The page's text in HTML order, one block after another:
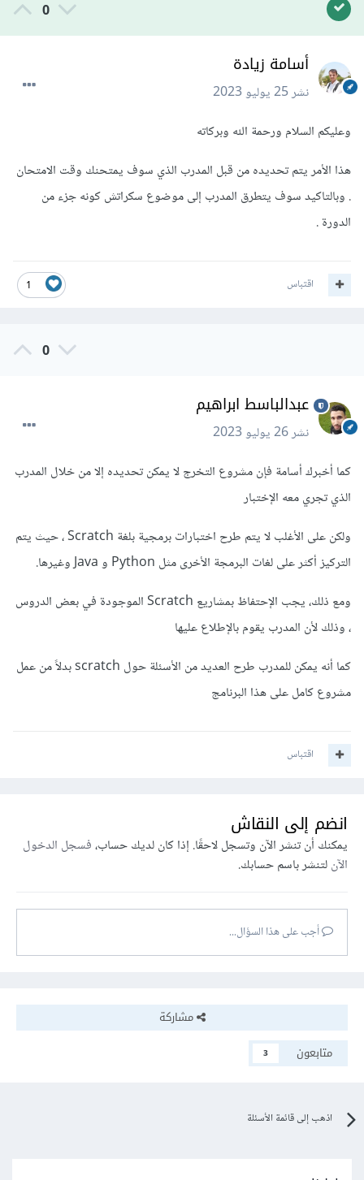
0
أسامة زيادة
نشر25 يوليو 2023
وعليكم السلام ورحمة الله وبركاته
هذا الأمر يتم تحديده من قبل المدرب الذي سوف يمتحنك وقت الامتحان
. وبالتاكيد سوف يتطرق المدرب إلى موضوع سكراتش كونه جزء من
الدورة .
1 اقتباس
0
عبدالباسط ابراهيم
نشر26 يوليو 2023
كما أخبرك أسامة فإن مشروع التخرج لا يمكن تحديده إلا من خلال المدرب
الذي تجري معه الإختبار
ولكن على الأغلب لا يتم طرح اختبارات برمجية بلغة Scratch ، حيث يتم
التركيز أكثر على لغات البرمجة الأخرى مثل Python و Java وغيرها.
ومع ذلك، يجب الإحتفاظ بمشاريع Scratch الموجودة في بعض الدروس
، وذلك لأن المدرب يقوم بالإطلاع عليها
كما أنه يمكن للمدرب طرح العديد من الأسئلة حول scratch بدلاً من عمل
مشروع كامل على هذا البرنامج
اقتباس
انضم إلى النقاش
يمكنك أن تنشر الآن وتسجل لاحقًا. إذا كان لديك حساب،فسجل الدخول
الآنلتنشر باسم حسابك.
أجب على هذا السؤال...
مشاركة
متابعون
3
اذهب إلى قائمة الأسئلة